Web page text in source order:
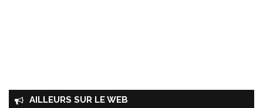
AILLEURS SUR LE WEB